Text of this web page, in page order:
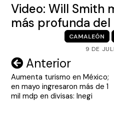
Video: Will Smith
más profunda del
CAMALEÓN
9 DE
Navegación
de
entradas
Anterior
Aumenta turismo en México;
en mayo ingresaron más de 1
mil mdp en divisas: Inegi